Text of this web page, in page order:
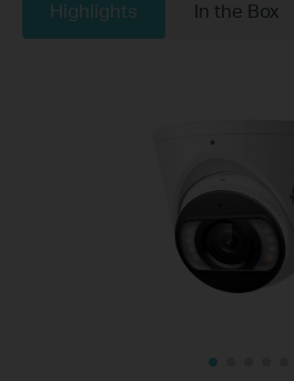
Highlights In the Box